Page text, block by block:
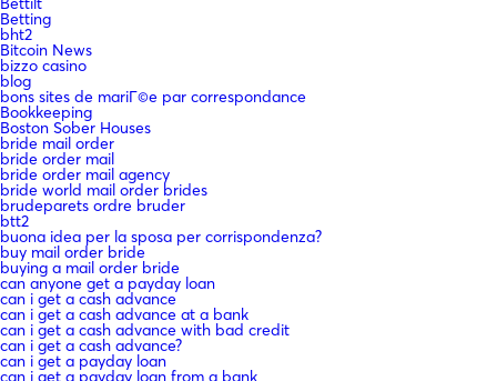
Betting
bht2
Bitcoin News
bizzo casino
blog
bons sites de mariГ©e par correspondance
Bookkeeping
Boston Sober Houses
bride mail order
bride order mail
bride order mail agency
bride world mail order brides
brudeparets ordre bruder
btt2
buona idea per la sposa per corrispondenza?
buy mail order bride
buying a mail order bride
can anyone get a payday loan
can i get a cash advance
can i get a cash advance at a bank
can i get a cash advance with bad credit
can i get a cash advance?
can i get a payday loan
can i get a payday loan from a bank